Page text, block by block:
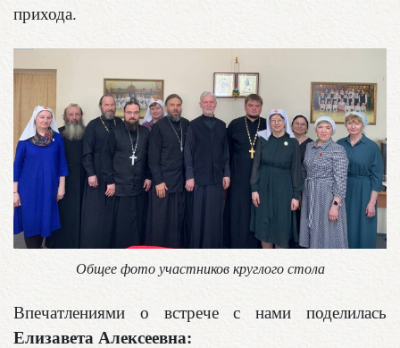
прихода.
Общее фото участников круглого стола
Впечатлениями о встрече с нами поделилась
Елизавета Алексеевна: